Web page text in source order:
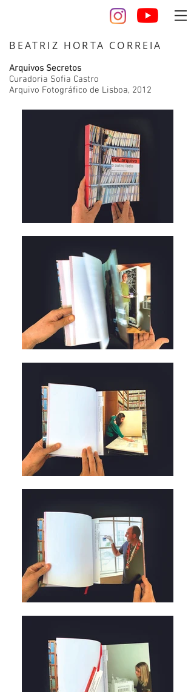
BEATRIZ HORTA CORREIA
Arquivos Secretos
Curadoria Sofia Castro
Arquivo Fotográfico de Lisboa, 2012